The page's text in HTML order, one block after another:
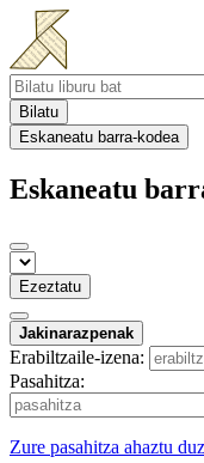
Bilatu
Eskaneatu barra-kodea
Eskaneatu
Ezeztatu
Jakinarazpenak
Erabiltzaile-izena:
Pasahitza:
Zure pasahitza ahaztu